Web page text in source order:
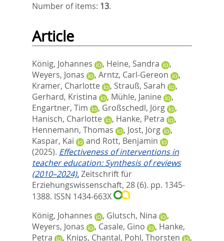
Number of items: 13.
Article
König, Johannes , Heine, Sandra
,
Weyers, Jonas
, Arntz, Carl-Gereon
,
Kramer, Charlotte
, Strauß, Sarah
,
Gerhard, Kristina
, Mühle, Janine
,
Engartner, Tim
, Großschedl, Jörg
,
Hanisch, Charlotte
, Hanke, Petra
,
Hennemann, Thomas
, Jost, Jörg
,
Kaspar, Kai
and Rott, Benjamin
(2025). Effectiveness of interventions in
teacher education: Synthesis of reviews
(2010–2024).Zeitschrift für
Erziehungswissenschaft, 28 (6). pp. 1345-
1388. ISSN 1434-663X
König, Johannes
, Glutsch, Nina
,
Weyers, Jonas
, Casale, Gino , Hanke,
Petra
, Knips, Chantal, Pohl, Thorsten
,